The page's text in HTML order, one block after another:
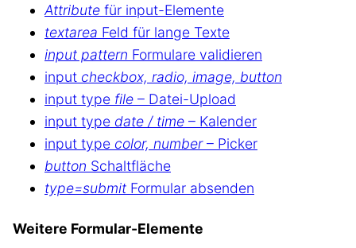
Attribute für input-Elemente
textarea Feld für lange Texte
input pattern Formulare validieren
input checkbox, radio, image, button
input type file – Datei-Upload
input type date / time – Kalender
input type color, number– Picker
button Schaltfläche
type=submit Formular absenden
Weitere Formular-Elemente